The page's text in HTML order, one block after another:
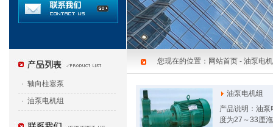
· 轴向柱塞泵
· 油泵电机组
您现在的位置： 网站首页 - 油泵电
油泵电机组
产品说明：油
度为27～33厘